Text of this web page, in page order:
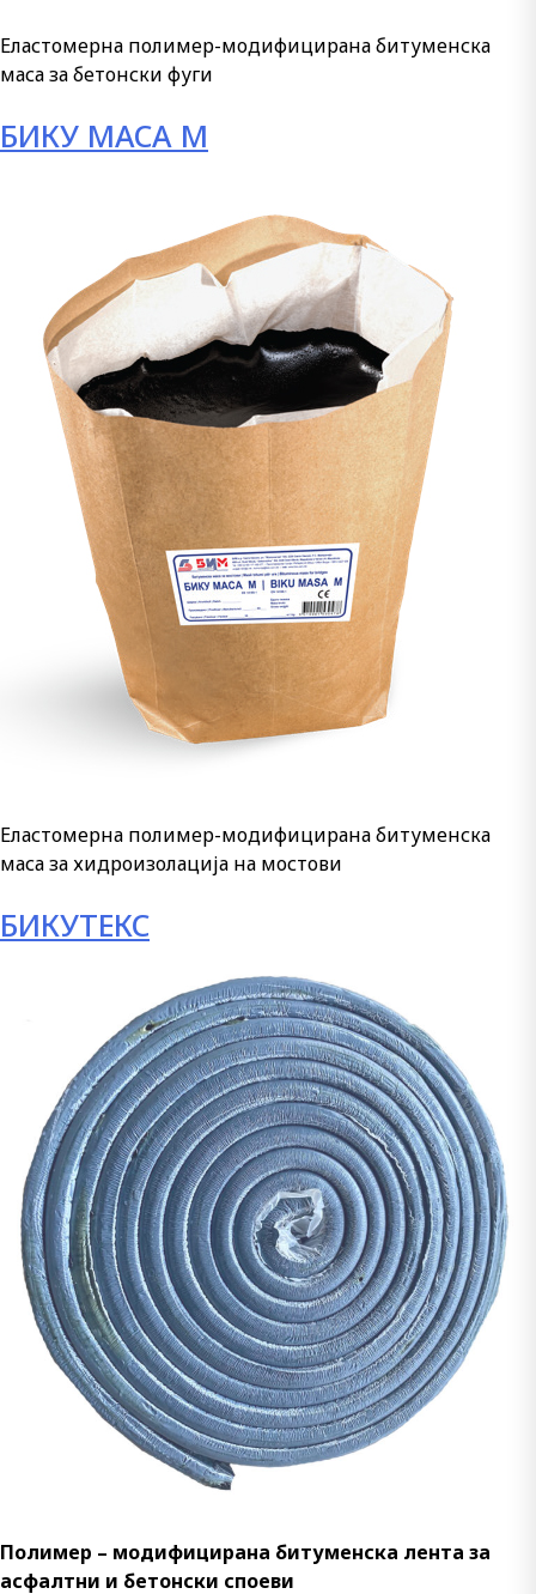
Еластомерна полимер-модифицирана битуменска
маса за бетонски фуги
БИКУ МАСА М
Еластомерна полимер-модифицирана битуменска
маса за хидроизолација на мостови
БИКУТЕКС
Полимер – модифицирана битуменска лента за
асфалтни и бетонски споеви